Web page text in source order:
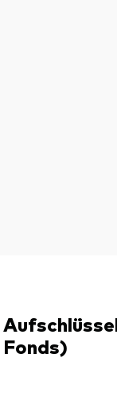
Fonds)